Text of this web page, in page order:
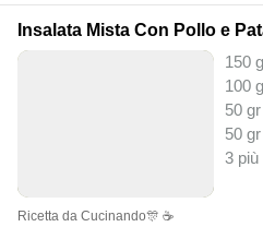
Insalata Mista Con Pollo e
150
100
50
50
3 più
Ricetta da Cucinando🎊 ☕